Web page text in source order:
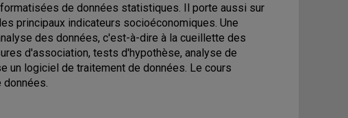
de données statistiques. Il porte aussi sur
principaux indicateurs socioéconomiques. Une
des données, c'est-à-dire à la cueillette des
d'association, tests d'hypothèse, analyse de
un logiciel de traitement de données. Le cours